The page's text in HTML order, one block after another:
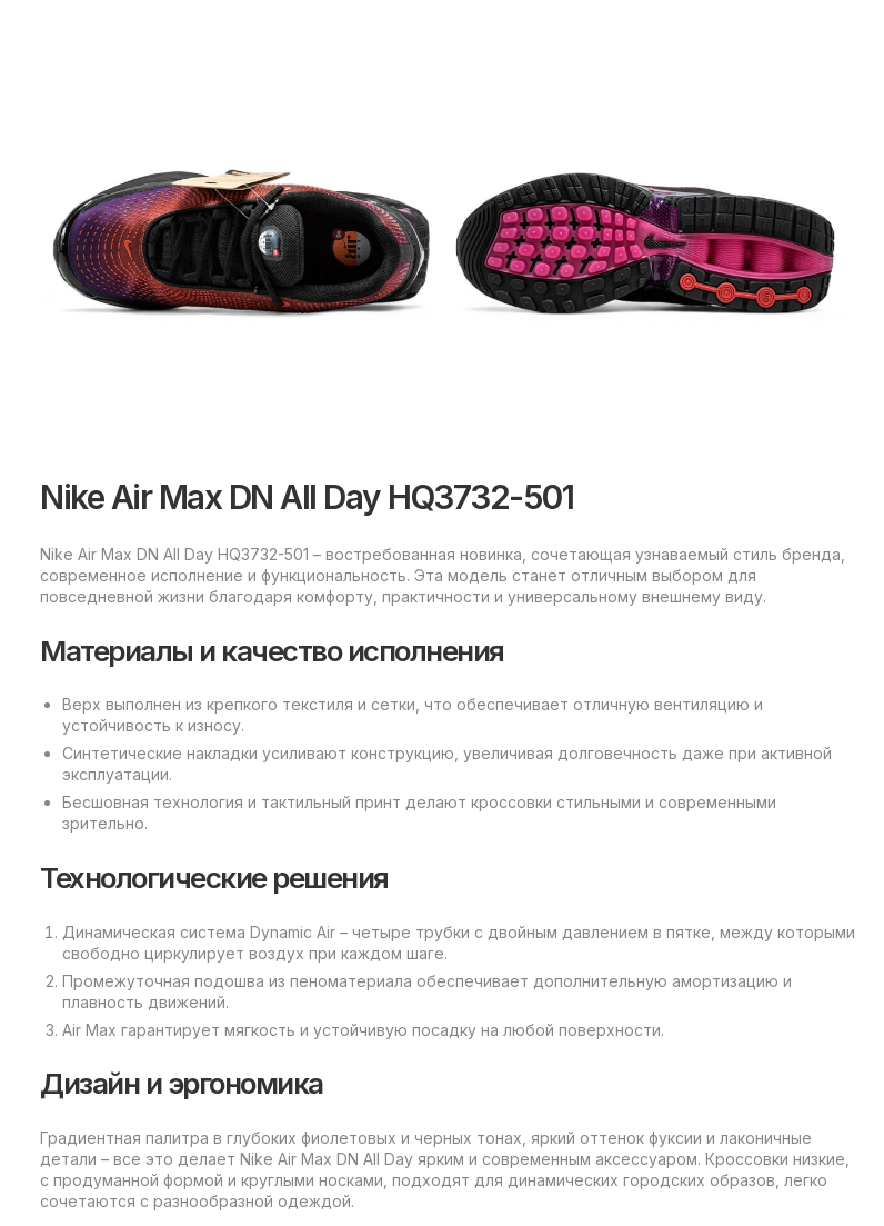
Nike Air Max DN All Day HQ3732-501
Nike Air Max DN All Day HQ3732-501 – востребованная новинка, сочетающая узнаваемый стиль бренда,
современное исполнение и функциональность. Эта модель станет отличным выбором для
повседневной жизни благодаря комфорту, практичности и универсальному внешнему виду.
Материалы и качество исполнения
Верх выполнен из крепкого текстиля и сетки, что обеспечивает отличную вентиляцию и
устойчивость к износу.
Синтетические накладки усиливают конструкцию, увеличивая долговечность даже при активной
эксплуатации.
Бесшовная технология и тактильный принт делают кроссовки стильными и современными
зрительно.
Технологические решения
Динамическая система Dynamic Air – четыре трубки с двойным давлением в пятке, между которыми
свободно циркулирует воздух при каждом шаге.
Промежуточная подошва из пеноматериала обеспечивает дополнительную амортизацию и
плавность движений.
Air Max гарантирует мягкость и устойчивую посадку на любой поверхности.
Дизайн и эргономика
Градиентная палитра в глубоких фиолетовых и черных тонах, яркий оттенок фуксии и лаконичные
детали – все это делает Nike Air Max DN All Day ярким и современным аксессуаром. Кроссовки низкие,
с продуманной формой и круглыми носками, подходят для динамических городских образов, легко
сочетаются с разнообразной одеждой.